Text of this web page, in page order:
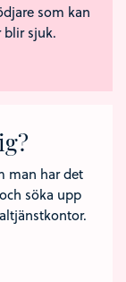
som kan
blir sjuk.
man har det
söka upp